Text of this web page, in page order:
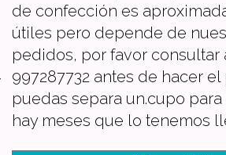
de confección es
útiles pero depende de
pedidos, por favor consultar
997287732 antes de hacer
puedas separa un.cupo
hay meses que lo tenemos